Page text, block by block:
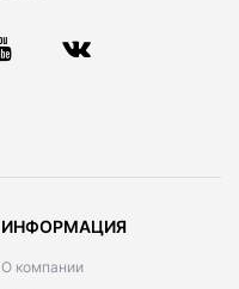
ИНФОРМАЦИЯ
О компании